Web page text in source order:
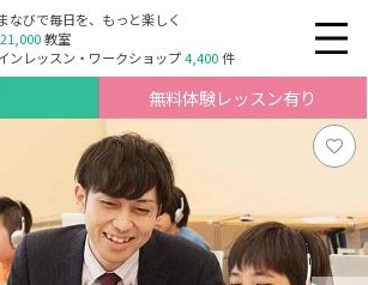
なびで毎日を、もっと楽しく
21,000教室
ンレッスン・ワークショップ4,400件
無料体験レッスン有り